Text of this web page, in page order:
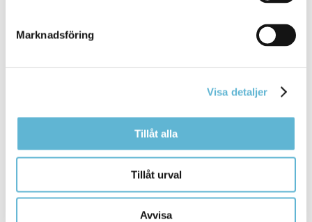
Marknadsföring
Visa detaljer
Tillåt alla
Tillåt urval
Avvisa
Box 18, 295 21 Bromölla
Fax: 0456-82 22 00